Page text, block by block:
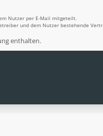
Nutzer per E-Mail mitgeteilt.
und dem Nutzer bestehende
enthalten.